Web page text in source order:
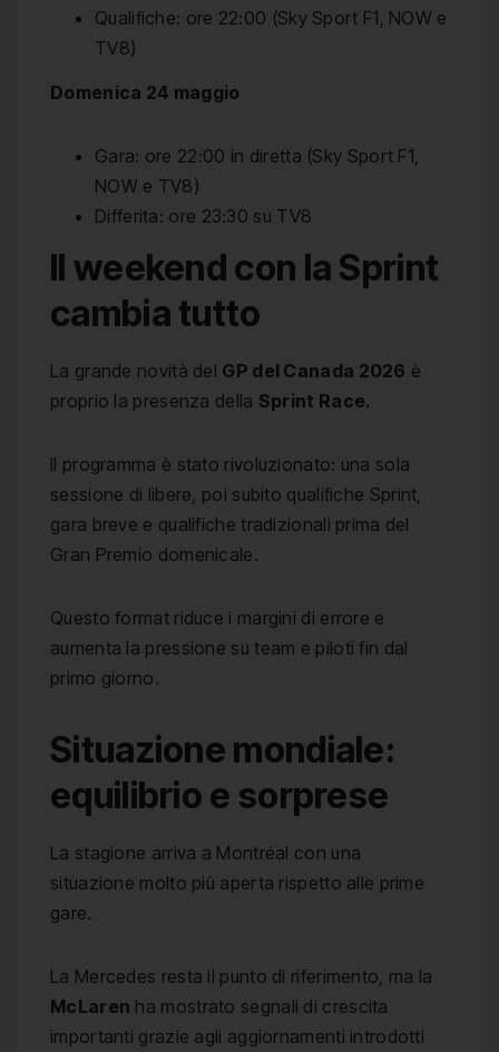
Qualifiche: ore 22:00 (Sky Sport F1, NOW e
TV8)
Domenica 24 maggio
Gara: ore 22:00 in diretta (Sky Sport F1,
NOW e TV8)
Differita: ore 23:30 su TV8
Il weekend con la Sprint
cambia tutto
La grande novità del GP del Canada 2026 è
proprio la presenza della Sprint Race.
Il programma è stato rivoluzionato: una sola
sessione di libere, poi subito qualifiche Sprint,
gara breve e qualifiche tradizionali prima del
Gran Premio domenicale.
Questo format riduce i margini di errore e
aumenta la pressione su team e piloti fin dal
primo giorno.
Situazione mondiale:
equilibrio e sorprese
La stagione arriva a Montréal con una
situazione molto più aperta rispetto alle prime
gare.
La Mercedes resta il punto di riferimento, ma la
McLaren ha mostrato segnali di crescita
importanti grazie agli aggiornamenti introdotti